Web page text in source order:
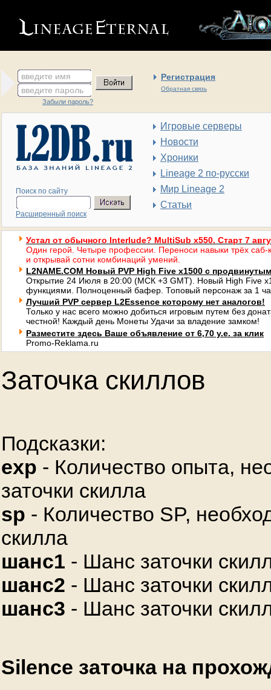
введите имя Регистрация
Обратная связь
введите пароль
Забыли пароль?
Поиск по сайту
Расширенный поиск
Игровые серверы
Новости
Хроники
Lineage 2 по-русски
Мир Lineage 2
Статьи
Устал от обычного Interlude? MultiSub x550. Старт 7
Один герой. Четыре профессии. Переноси навыки трёх саб-
и открывай сотни комбинаций умений.
L2NAME.COM Новый PVP High Five x1500 с
Открытие 24 Июля в 20:00 (МСК +3 GMT). Новый High Five
функциями. Полноценный бафер. Топовый персонаж за 1
Лучший PVP сервер L2Essence которому нет аналогов!
Только у нас всего можно добиться игровым путем без
честной! Каждый день Монеты Удачи за владение замком!
Разместите здесь Ваше объявление от 6,70 у.е. за клик
Promo-Reklama.ru
Заточка скиллов
Подсказки:
exp - Количество опыта,
заточки скилла
sp - Количество SP,
скилла
шанс1 - Шанс заточки
шанс2 - Шанс заточки
шанс3 - Шанс заточки
Silence заточка на